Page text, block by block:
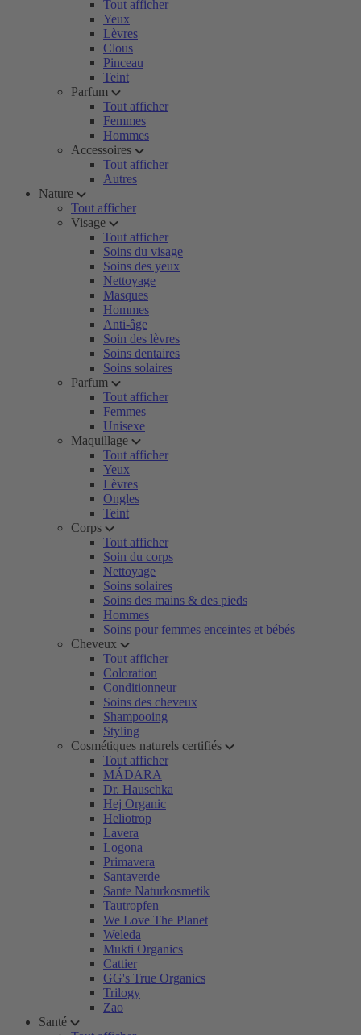
Tout afficher
Yeux
Lèvres
Clous
Pinceau
Teint
Parfum
Tout afficher
Femmes
Hommes
Accessoires
Tout afficher
Autres
Nature
Tout afficher
Visage
Tout afficher
Soins du visage
Soins des yeux
Nettoyage
Masques
Hommes
Anti-âge
Soin des lèvres
Soins dentaires
Soins solaires
Parfum
Tout afficher
Femmes
Unisexe
Maquillage
Tout afficher
Yeux
Lèvres
Ongles
Teint
Corps
Tout afficher
Soin du corps
Nettoyage
Soins solaires
Soins des mains & des pieds
Hommes
Soins pour femmes enceintes et bébés
Cheveux
Tout afficher
Coloration
Conditionneur
Soins des cheveux
Shampooing
Styling
Cosmétiques naturels certifiés
Tout afficher
MÁDARA
Dr. Hauschka
Hej Organic
Heliotrop
Lavera
Logona
Primavera
Santaverde
Sante Naturkosmetik
Tautropfen
We Love The Planet
Weleda
Mukti Organics
Cattier
GG's True Organics
Trilogy
Zao
Santé